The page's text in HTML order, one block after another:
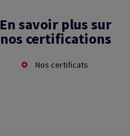
En savoir plus sur
nos certifications
Nos certificats